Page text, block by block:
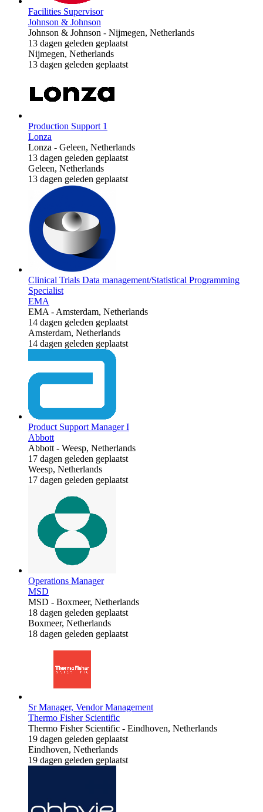
Facilities Supervisor
Johnson & Johnson
Johnson & Johnson - Nijmegen, Netherlands
13 dagen geleden geplaatst
Nijmegen, Netherlands
13 dagen geleden geplaatst
Production Support 1
Lonza
Lonza - Geleen, Netherlands
13 dagen geleden geplaatst
Geleen, Netherlands
13 dagen geleden geplaatst
Clinical Trials Data management/Statistical Programming
Specialist
EMA
EMA-Amsterdam, Netherlands
14 dagen geleden geplaatst
Amsterdam, Netherlands
14 dagen geleden geplaatst
Product Support Manager I
Abbott
Abbott- Weesp, Netherlands
17 dagen geleden geplaatst
Weesp, Netherlands
17 dagen geleden geplaatst
Operations Manager
MSD
MSD - Boxmeer, Netherlands
18 dagen geleden geplaatst
Boxmeer, Netherlands
18 dagen geleden geplaatst
Sr Manager, Vendor Management
Thermo Fisher Scientific
Thermo Fisher Scientific - Eindhoven, Netherlands
19 dagen geleden geplaatst
Eindhoven, Netherlands
19 dagen geleden geplaatst